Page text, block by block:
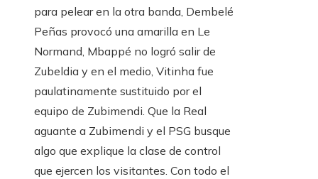
para pelear en la otra banda, Dembelé
Peñas provocó una amarilla en Le
Normand, Mbappé no logró salir de
Zubeldia y en el medio, Vitinha fue
paulatinamente sustituido por el
equipo de Zubimendi. Que la Real
aguante a Zubimendi y el PSG busque
algo que explique la clase de control
que ejercen los visitantes. Con todo el